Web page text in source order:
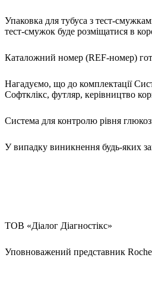
Упаковка для тубуса з тест-
тест-смужок буде розміщатися в
Каталожний номер (REF-номер)
Нагадуємо, що до комплектації
Софтклікс, футляр, керівництво
Система для контролю рівня
У випадку виникнення будь-яких
ТОВ «Діалог Діагностікс»
Уповноважений